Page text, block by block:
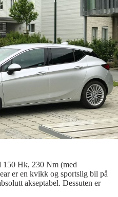
150 Hk, 230 Nm (med
er en kvikk og sportslig bil på
akseptabel. Dessuten er